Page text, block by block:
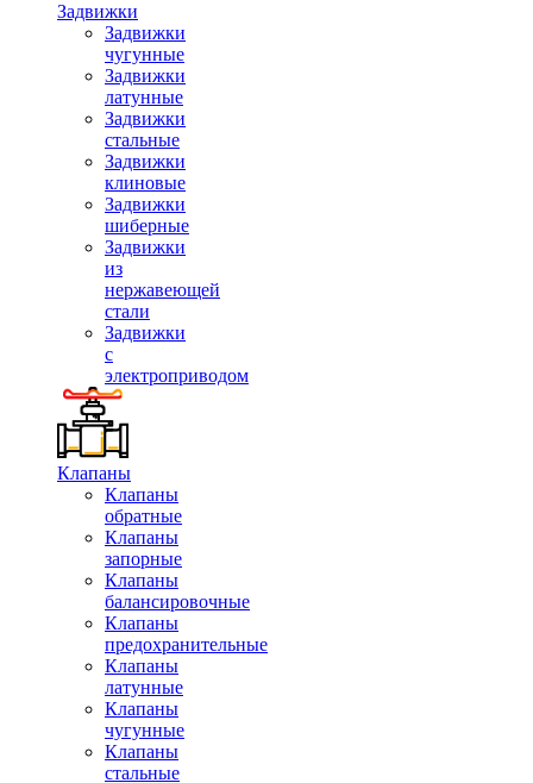
Задвижки
Задвижки
чугунные
Задвижки
латунные
Задвижки
стальные
Задвижки
клиновые
Задвижки
шиберные
Задвижки
из
нержавеющей
стали
Задвижки
с
электроприводом
Клапаны
Клапаны
обратные
Клапаны
запорные
Клапаны
балансировочные
Клапаны
предохранительные
Клапаны
латунные
Клапаны
чугунные
Клапаны
стальные